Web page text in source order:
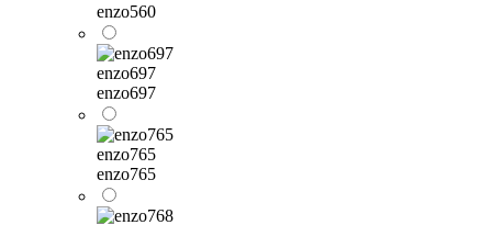
enzo560
enzo697
enzo697
enzo765
enzo765